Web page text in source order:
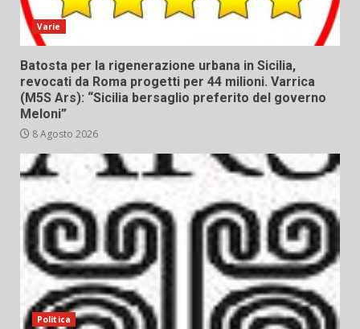
Varie
Batosta per la rigenerazione urbana in Sicilia,
revocati da Roma progetti per 44 milioni. Varrica
(M5S Ars): “Sicilia bersaglio preferito del governo
Meloni”
8 Agosto 2026
Politica